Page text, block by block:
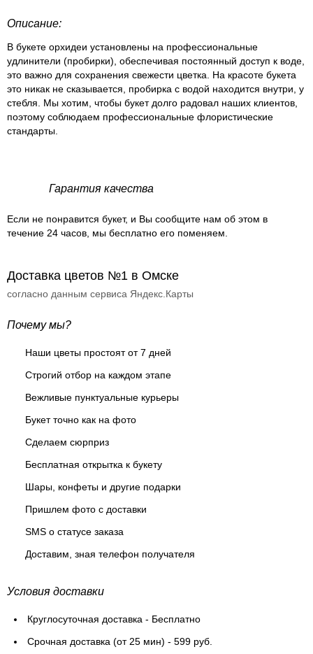
Описание:
В букете орхидеи установлены на профессиональные
удлинители (пробирки), обеспечивая постоянный доступ к воде,
это важно для сохранения свежести цветка. На красоте букета
это никак не сказывается, пробирка с водой находится внутри, у
стебля. Мы хотим, чтобы букет долго радовал наших клиентов,
поэтому соблюдаем профессиональные флористические
стандарты.
Гарантия качества
Если не понравится букет, и Вы сообщите нам об этом в
течение 24 часов, мы бесплатно его поменяем.
Доставка цветов №1 в Омске
согласно данным сервиса Яндекс.Карты
Почему мы?
Наши цветы простоят от 7 дней
Строгий отбор на каждом этапе
Вежливые пунктуальные курьеры
Букет точно как на фото
Сделаем сюрприз
Бесплатная открытка к букету
Шары, конфеты и другие подарки
Пришлем фото с доставки
SMS о статусе заказа
Доставим, зная телефон получателя
Условия доставки
Круглосуточная доставка - Бесплатно
Cрочная доставка (от 25 мин) - 599 руб.